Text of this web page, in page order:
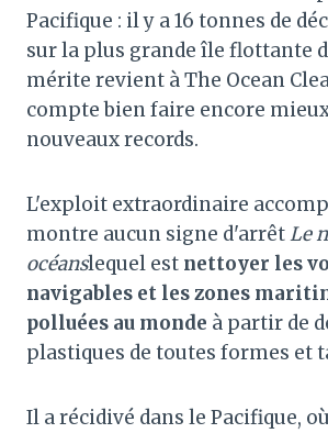
Pacifique : il y a 16 tonnes de
sur la plus grande île flottante
mérite revient à The Ocean
compte bien faire encore
nouveaux records.
L'exploit extraordinaire
montre aucun signe d'arrêtLe
océanslequel est nettoyer les
navigables et les zones
polluées au monde à partir de
plastiques de toutes formes et
Il a récidivé dans le Pacifique,